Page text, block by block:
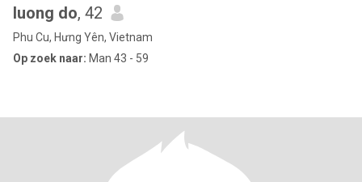
luong do, 42
Phu Cu, Hưng Yên, Vietnam
Op zoek naar: Man 43 - 59